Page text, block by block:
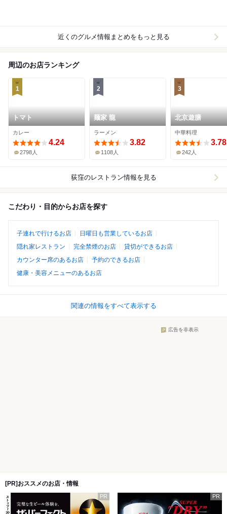
近くのグルメ情報まとめをもっと見る
周辺のお店ランキング
1
トマト
カレー
4.24
2798人
2
麺家 龍
ラーメン
3.82
1108人
3
北京遊膳
中華料理
3.78
242人
荻窪のレストラン情報を見る
こだわり・目的からお店を探す
子連れで行けるお店
日曜日も営業しているお店
隠れ家レストラン
完全禁煙のお店
貸切ができるお店
カウンター席のあるお店
予約のできるお店
健康・美容メニューのあるお店
関連の情報をすべて表示する
広告を非表示
[PR]おススメのお店・情報
PR PR